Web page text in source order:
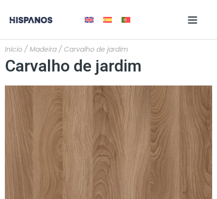
Início / Madeira / Carvalho de jardim
Carvalho de jardim